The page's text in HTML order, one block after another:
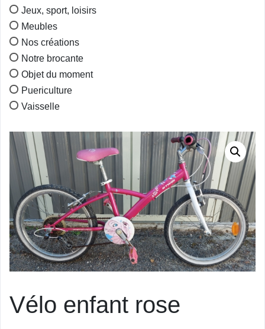
Jeux, sport, loisirs
Meubles
Nos créations
Notre brocante
Objet du moment
Puericulture
Vaisselle
Vélo enfant rose